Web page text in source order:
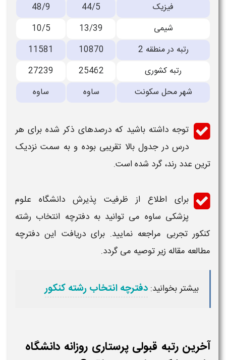
فیزیک
44/5
48/9
شیمی
13/39
10/5
رتبه در منطقه 2
10870
11581
رتبه کشوری
25462
27239
شهر محل سکونت
ساوه ساوه
توجه داشته باشید که درصدهای ذکر شده برای هر
درس در جدول بالا تقریبی بوده و به سمت نزدیک
ترین عدد رند، گرد شده است.
برای اطلاع از ظرفیت پذیرش دانشگاه علوم
پزشکی ساوه می توانید به دفترچه انتخاب رشته
کنکور تجربی مراجعه نمایید. برای دریافت این دفترچه
مطالعه مقاله زیر توصیه می گردد.
بیشتر بخوانید: دفترچه انتخاب رشته کنکور
آخرین رتبه قبولی پرستاری روزانه دانشگاه